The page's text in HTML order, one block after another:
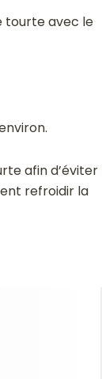
tourte avec le
afin d’éviter
refroidir la